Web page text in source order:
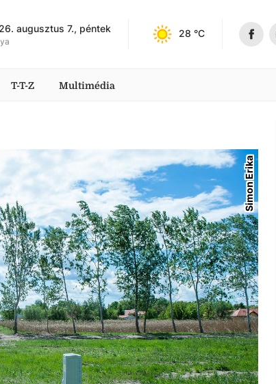
augusztus 7., péntek 28 °C
T-T-Z Multimédia
Simon Erika